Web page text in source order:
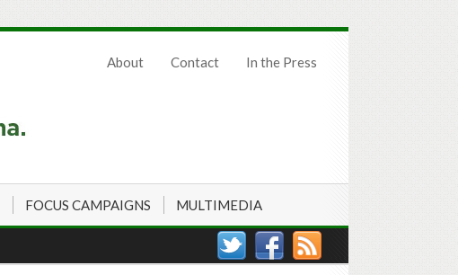
About Contact In the Press
FOCUS CAMPAIGNS MULTIMEDIA